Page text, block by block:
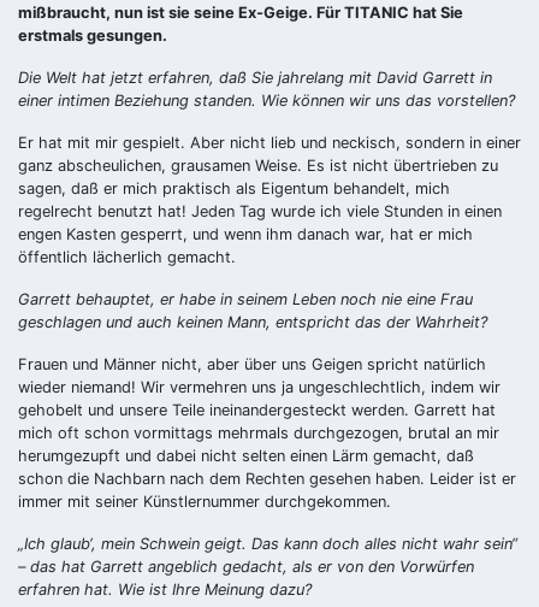
mißbraucht, nun ist sie seine Ex-Geige. Für TITANIC hat Sie
erstmals gesungen.
Die Welt hat jetzt erfahren, daß Sie jahrelang mit David Garrett in
einer intimen Beziehung standen. Wie können wir uns das vorstellen?
Er hat mit mir gespielt. Aber nicht lieb und neckisch, sondern in einer
ganz abscheulichen, grausamen Weise. Es ist nicht übertrieben zu
sagen, daß er mich praktisch als Eigentum behandelt, mich
regelrecht benutzt hat! Jeden Tag wurde ich viele Stunden in einen
engen Kasten gesperrt, und wenn ihm danach war, hat er mich
öffentlich lächerlich gemacht.
Garrett behauptet, er habe in seinem Leben noch nie eine Frau
geschlagen und auch keinen Mann, entspricht das der Wahrheit?
Frauen und Männer nicht, aber über uns Geigen spricht natürlich
wieder niemand! Wir vermehren uns ja ungeschlechtlich, indem wir
gehobelt und unsere Teile ineinandergesteckt werden. Garrett hat
mich oft schon vormittags mehrmals durchgezogen, brutal an mir
herumgezupft und dabei nicht selten einen Lärm gemacht, daß
schon die Nachbarn nach dem Rechten gesehen haben. Leider ist er
immer mit seiner Künstlernummer durchgekommen.
„Ich glaub‘, mein Schwein geigt. Das kann doch alles nicht wahr sein“
– das hat Garrett angeblich gedacht, als er von den Vorwürfen
erfahren hat. Wie ist Ihre Meinung dazu?